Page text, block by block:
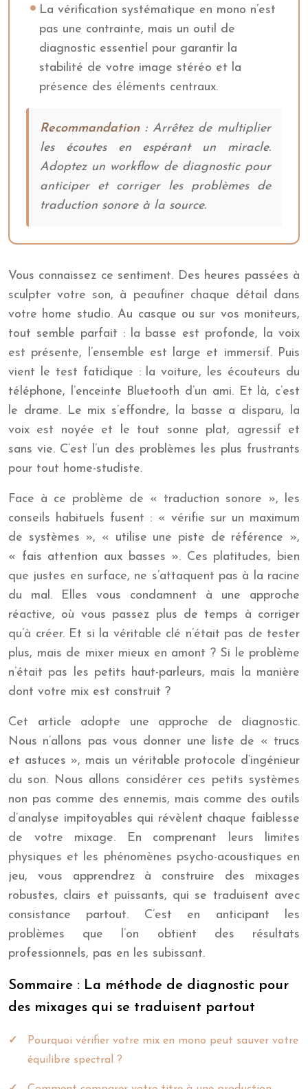
La vérification systématique en mono n’est
pas une contrainte, mais un outil de
diagnostic essentiel pour garantir la
stabilité de votre image stéréo et la
présence des éléments centraux.
Recommandation :Arrêtez de multiplier
les écoutes en espérant un miracle.
Adoptez un workflow de diagnostic pour
anticiper et corriger les problèmes de
traduction sonore à la source.
Vous connaissez ce sentiment. Des heures passées à
sculpter votre son, à peaufiner chaque détail dans
votre home studio. Au casque ou sur vos moniteurs,
tout semble parfait : la basse est profonde, la voix
est présente, l’ensemble est large et immersif. Puis
vient le test fatidique : la voiture, les écouteurs du
téléphone, l’enceinte Bluetooth d’un ami. Et là, c’est
le drame. Le mix s’effondre, la basse a disparu, la
voix est noyée et le tout sonne plat, agressif et
sans vie. C’est l’un des problèmes les plus frustrants
pour tout home-studiste.
Face à ce problème de « traduction sonore », les
conseils habituels fusent : « vérifie sur un maximum
de systèmes », « utilise une piste de référence »,
« fais attention aux basses ». Ces platitudes, bien
que justes en surface, ne s’attaquent pas à la racine
du mal. Elles vous condamnent à une approche
réactive, où vous passez plus de temps à corriger
qu’à créer. Et si la véritable clé n’était pas de tester
plus, mais de mixer mieux en amont ? Si le problème
n’était pas les petits haut-parleurs, mais la manière
dont votre mix est construit ?
Cet article adopte une approche de diagnostic.
Nous n’allons pas vous donner une liste de « trucs
et astuces », mais un véritable protocole d’ingénieur
du son. Nous allons considérer ces petits systèmes
non pas comme des ennemis, mais comme des outils
d’analyse impitoyables qui révèlent chaque faiblesse
de votre mixage. En comprenant leurs limites
physiques et les phénomènes psycho-acoustiques en
jeu, vous apprendrez à construire des mixages
robustes, clairs et puissants, qui se traduisent avec
consistance partout. C’est en anticipant les
problèmes que l’on obtient des résultats
professionnels, pas en les subissant.
Sommaire : La méthode de diagnostic pour
des mixages qui se traduisent partout
Pourquoi vérifier votre mix en mono peut sauver votre
équilibre spectral ?